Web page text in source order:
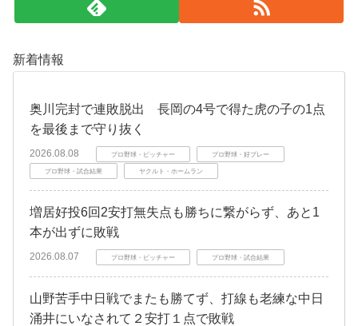
新着情報
奥川完封で連敗脱出 長岡の4号で得た虎の子の1点
を最後まで守り抜く
2026.08.08 プロ野球・ピッチャー プロ野球・好プレー
プロ野球・試合結果 ヤクルト・ホームラン
増居好投6回2安打無失点も勝ちに繋がらず、あと1
本が出ずに敗戦
2026.08.07 プロ野球・ピッチャー プロ野球・試合結果
山野苦手中日戦でまたも勝てず、打線も老練な中日
涌井にいなされて２安打１点で敗戦